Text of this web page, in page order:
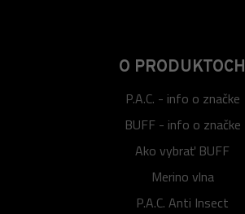
O PRODUKTOCH
P.A.C. - info o značke
BUFF - info o značke
Ako vybrať BUFF
Merino vlna
P.A.C. Anti Insect